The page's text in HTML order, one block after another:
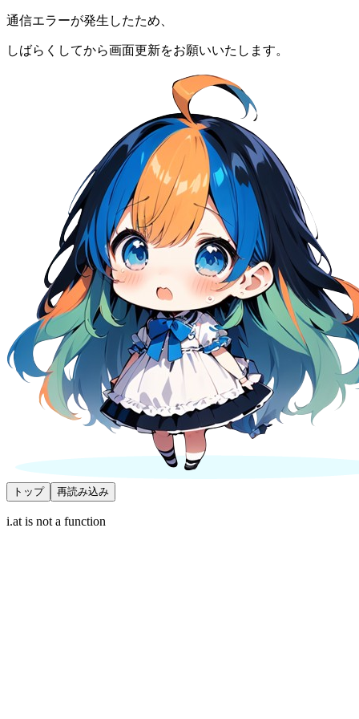
通信エラーが発生したため、
しばらくしてから画面更新をお願いいたします。
トップ 再読み込み
i.at is not a function